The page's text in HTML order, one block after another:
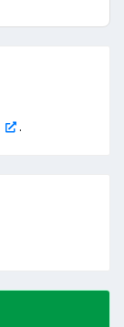
.